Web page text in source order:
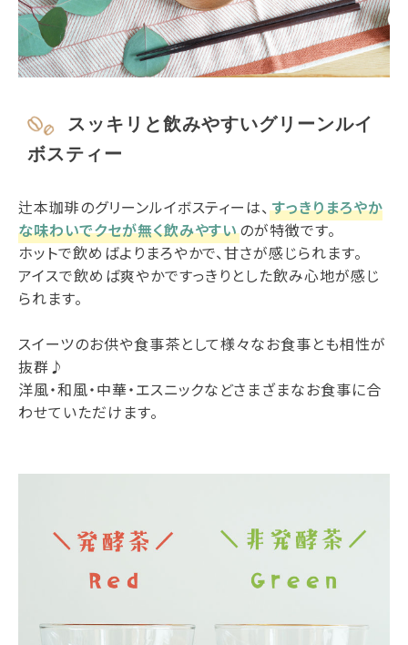
スッキリと飲みやすいグリーンルイ
ボスティー
辻本珈琲のグリーンルイボスティーは、すっきりまろやか
な味わいでクセが無く飲みやすいのが特徴です。
ホットで飲めばよりまろやかで、甘さが感じられます。
アイスで飲めば爽やかですっきりとした飲み心地が感じ
られます。
スイーツのお供や食事茶として様々なお食事とも相性が
抜群♪
洋風・和風・中華・エスニックなどさまざまなお食事に合
わせていただけます。